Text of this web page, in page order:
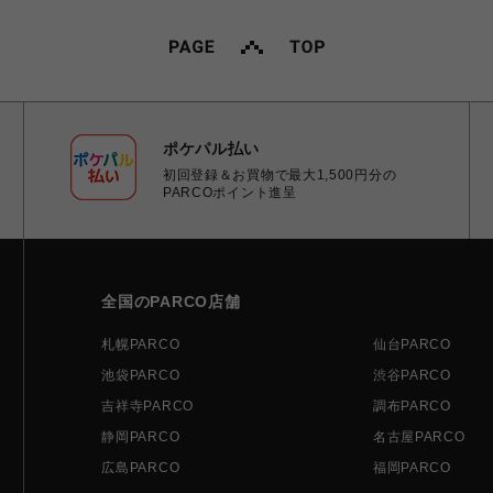
ポケパル払い
初回登録＆お買物で最大1,500円分の
PARCOポイント進呈
全国のPARCO店舗
札幌PARCO
仙台PARCO
池袋PARCO
渋谷PARCO
吉祥寺PARCO
調布PARCO
静岡PARCO
名古屋PARCO
広島PARCO
福岡PARCO